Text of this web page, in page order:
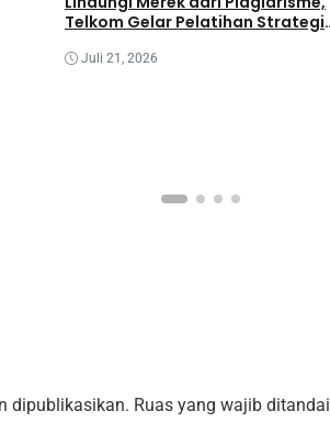
Telkom Gelar Pelatihan Strategi
Juli 21, 2026
dipublikasikan. Ruas yang wajib ditandai